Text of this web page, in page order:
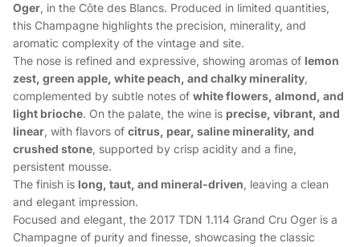
Oger, in the Côte des Blancs. Produced in limited quantities,
this Champagne highlights the precision, minerality, and
aromatic complexity of the vintage and site.
The nose is refined and expressive, showing aromas of lemon
zest, green apple, white peach, and chalky minerality,
complemented by subtle notes of white flowers, almond, and
light brioche. On the palate, the wine is precise, vibrant, and
linear, with flavors of citrus, pear, saline minerality, and
crushed stone, supported by crisp acidity and a fine,
persistent mousse.
The finish is long, taut, and mineral-driven, leaving a clean
and elegant impression.
Focused and elegant, the 2017 TDN 1.114 Grand Cru Oger is a
Champagne of purity and finesse, showcasing the classic